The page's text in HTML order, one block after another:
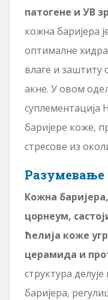
патогене и УВ
кожна баријера
оптималне
влаге и заштиту
акне. У овом
баријере коже,
стресове из
Разумевање
Кожна
цорнеум,
ћелија коже
церамида и
структура
баријера,